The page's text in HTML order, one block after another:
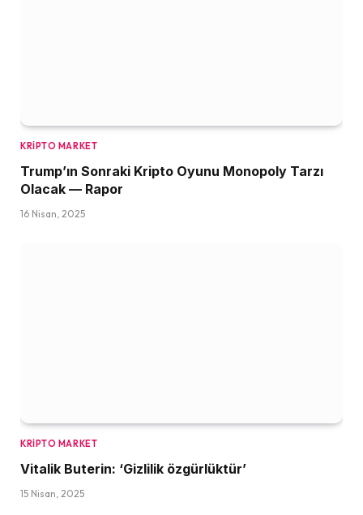
KRIPTO MARKET
Trump’ın Sonraki Kripto Oyunu Monopoly Tarzı
Olacak — Rapor
16 Nisan, 2025
KRIPTO MARKET
Vitalik Buterin: ‘Gizlilik özgürlüktür’
15 Nisan, 2025